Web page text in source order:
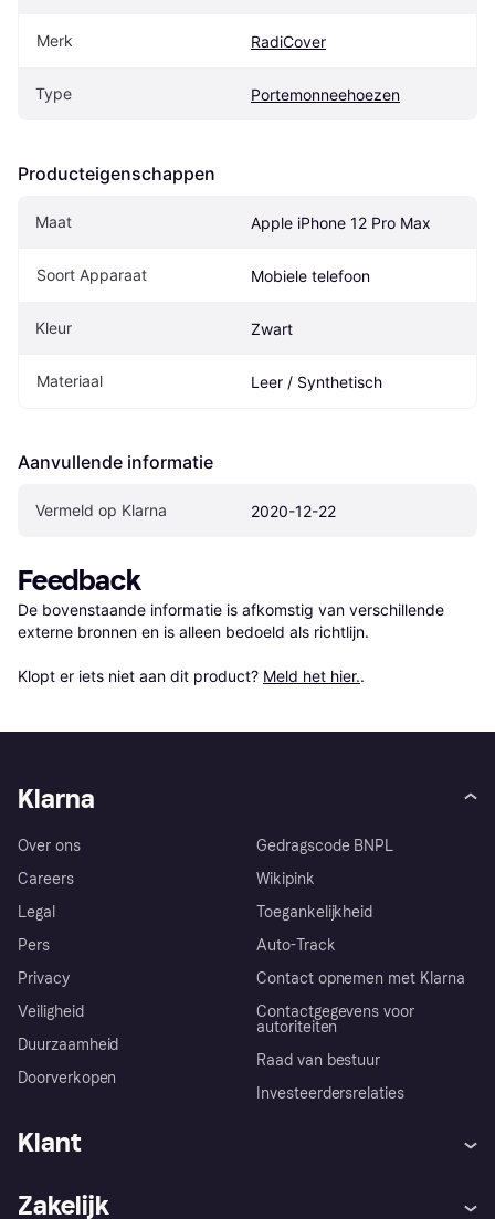
Merk RadiCover
Type Portemonneehoezen
Producteigenschappen
Maat Apple iPhone 12 Pro Max
Soort Apparaat Mobiele telefoon
Kleur Zwart
Materiaal Leer / Synthetisch
Aanvullende informatie
Vermeld op Klarna 2020-12-22
Feedback
De bovenstaande informatie is afkomstig van verschillende
externe bronnen en is alleen bedoeld als richtlijn.
Klopt er iets niet aan dit product? Meld het hier..
Klarna
Over ons
Careers
Legal
Pers
Privacy
Veiligheid
Duurzaamheid
Doorverkopen
Gedragscode BNPL
Wikipink
Toegankelijkheid
Auto-Track
Contact opnemen met Klarna
Contactgegevens voor
autoriteiten
Raad van bestuur
Investeerdersrelaties
Klant
Zakelijk